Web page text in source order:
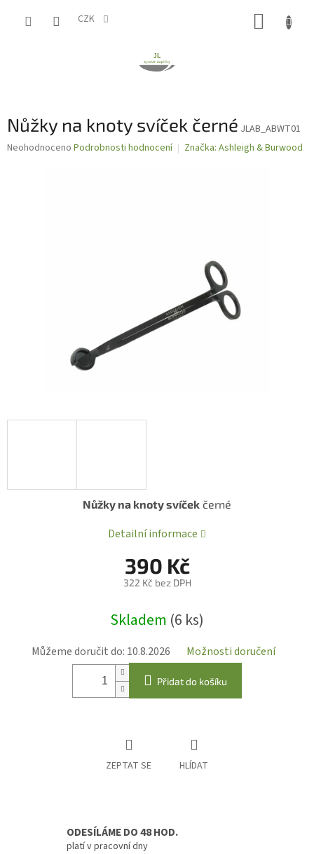
CZK
Nůžky na knoty svíček černé JLAB_ABWT01
Průměrné
Neohodnoceno Podrobnosti hodnocení Značka: Ashleigh & Burwood
390 Kč
322 Kč bez DPH
cena:
Skladem (6 ks)
Můžeme doručit do: 10.8.2026 Možnosti doručení
Přidat do košíku
Nůžky na knoty svíček černé
Detailní informace
ZEPTAT SE HLÍDAT
ODESÍLÁME DO 48 HOD.
platí v pracovní dny